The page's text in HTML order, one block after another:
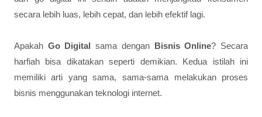
secara lebih luas, lebih cepat, dan lebih efektif lagi.
Apakah Go Digital sama dengan Bisnis Online? Secara
harfiah bisa dikatakan seperti demikian. Kedua istilah ini
memiliki arti yang sama, sama-sama melakukan proses
bisnis menggunakan teknologi internet.